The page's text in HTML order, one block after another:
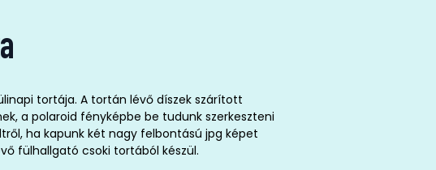
tortája. A tortán lévő díszek szárított
a polaroid fényképbe be tudunk szerkeszteni
ha kapunk két nagy felbontású jpg képet
fülhallgató csoki tortából készül.